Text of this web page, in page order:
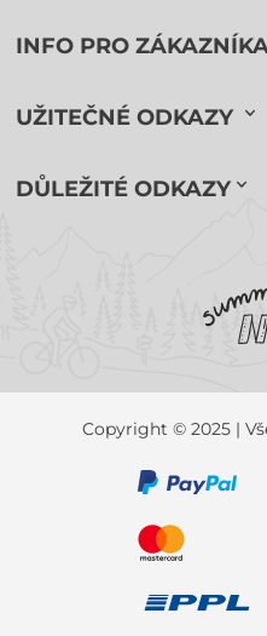
INFO PRO
UŽITEČNÉ ODKAZY
DŮLEŽITÉ ODKAZY
Copyright © 2025 |